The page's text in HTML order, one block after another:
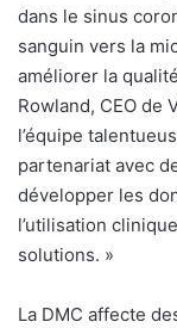
dans le sinus
sanguin vers la
améliorer la
Rowland, CEO de
l’équipe
partenariat avec
développer les
l’utilisation
solutions. »
La DMC affecte